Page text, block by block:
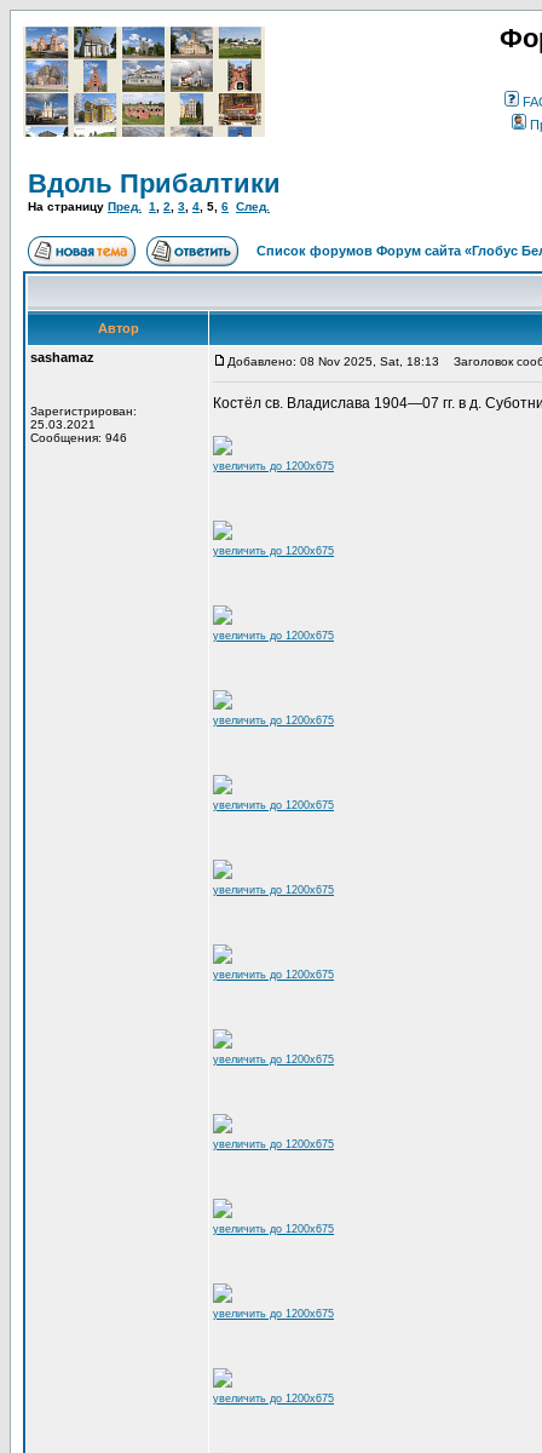
Вдоль Прибалтики
На страницу Пред. 1 2 3 4 5 6 След.
Список форумов Форум сайта «Глобус
Автор
sashamaz
Зарегистрирован:
25.03.2021
Сообщения: 946
Добавлено: 08 Nov 2025, Sat, 18:13 Заголовок
Костёл св. Владислава 1904—07 гг. в д.
увеличить до 1200x675
увеличить до 1200x675
увеличить до 1200x675
увеличить до 1200x675
увеличить до 1200x675
увеличить до 1200x675
увеличить до 1200x675
увеличить до 1200x675
увеличить до 1200x675
увеличить до 1200x675
увеличить до 1200x675
увеличить до 1200x675